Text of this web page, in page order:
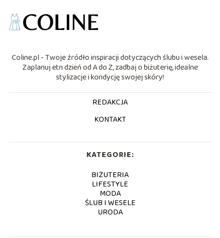
Coline.pl - Twoje źródło inspiracji dotyczących ślubu i wesela.
Zaplanuj etn dzień od A do Z, zadbaj o biżuterię, idealne
stylizacje i kondycję swojej skóry!
REDAKCJA
KONTAKT
KATEGORIE:
BIŻUTERIA
LIFESTYLE
MODA
ŚLUB I WESELE
URODA